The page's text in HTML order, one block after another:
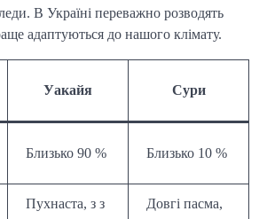
В Україні переважно розводять
адаптуються до нашого клімату.
Уакайя Сури
Близько 90 % Близько 10 %
Пухнаста, з з
Довгі пасма,